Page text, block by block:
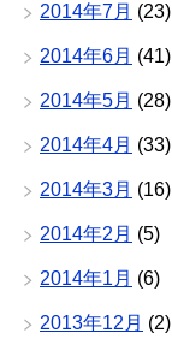
2014年7月 (23)
2014年6月 (41)
2014年5月 (28)
2014年4月 (33)
2014年3月 (16)
2014年2月 (5)
2014年1月 (6)
2013年12月 (2)